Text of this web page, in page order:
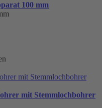
100 mm
mit Stemmlochbohrer